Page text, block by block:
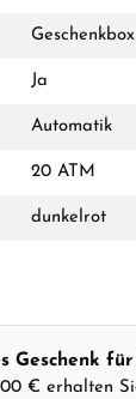
Chat
Ja
Automatik
20 ATM
dunkelrot
Geschenk für
€ erhalten